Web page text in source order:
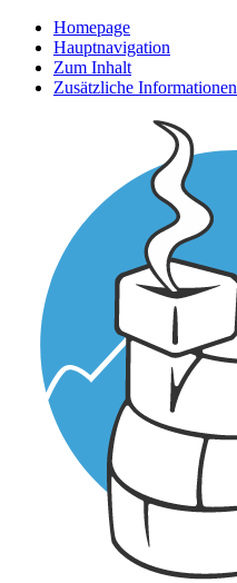
Homepage
Hauptnavigation
Zum Inhalt
Zusätzliche Informationen